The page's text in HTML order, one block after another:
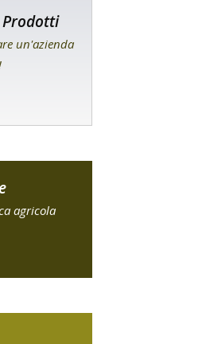
Prodotti
un'azienda
agricola